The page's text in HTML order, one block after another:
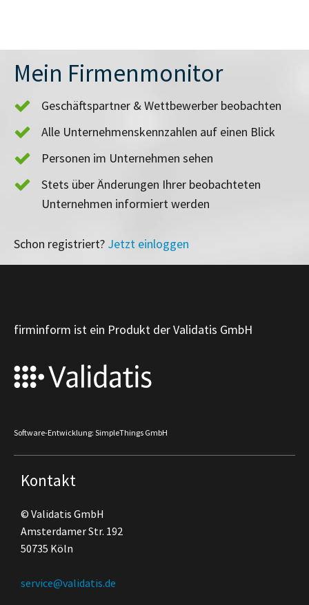
Mein Firmenmonitor
Geschäftspartner & Wettbewerber beobachten
Alle Unternehmenskennzahlen auf einen Blick
Personen im Unternehmen sehen
Stets über Änderungen Ihrer beobachteten
Unternehmen informiert werden
Schon registriert? Jetzt einloggen
firminform ist ein Produkt der Validatis GmbH
Software-Entwicklung: SimpleThings GmbH
Kontakt
© Validatis GmbH
Amsterdamer Str. 192
50735 Köln
service@validatis.de